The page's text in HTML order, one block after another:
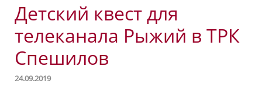
Детский квест для
телеканала Рыжий в ТРК
Спешилов
24.09.2019